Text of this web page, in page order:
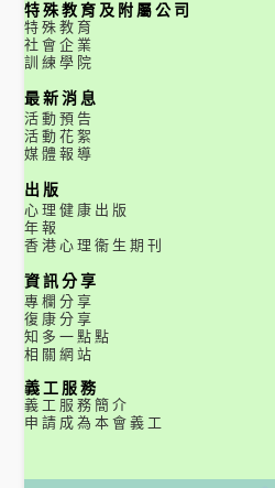
特殊教育及附屬公司
特殊教育
社會企業
訓練學院
最新消息
活動預告
活動花絮
媒體報導
出版
心理健康出版
年報
香港心理衞生期刊
資訊分享
專欄分享
復康分享
知多一點點
相關網站
義工服務
義工服務簡介
申請成為本會義工